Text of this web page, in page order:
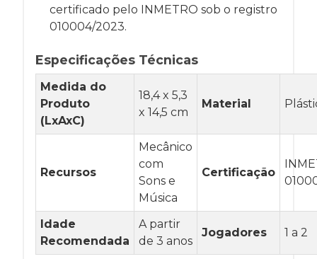
certificado pelo INMETRO sob o registro
010004/2023.
Especificações Técnicas
Medida do
Produto
(LxAxC)
18,4 x 5,3
x 14,5 cm
Material
Recursos
Mecânico
com
Sons e
Música
Certificação
Idade
Recomendada
A partir
de 3 anos
Jogadores 1 a 2